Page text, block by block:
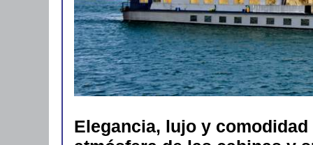
Elegancia, lujo y